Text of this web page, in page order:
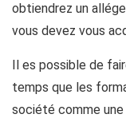
obtiendrez un
vous devez vous
Il es possible de
temps que les
société comme une